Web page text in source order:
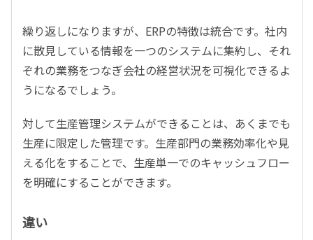
繰り返しになりますが、ERPの特徴は統合です。社内
に散見している情報を一つのシステムに集約し、それ
ぞれの業務をつなぎ会社の経営状況を可視化できるよ
うになるでしょう。
対して生産管理システムができることは、あくまでも
生産に限定した管理です。生産部門の業務効率化や見
える化をすることで、生産単一でのキャッシュフロー
を明確にすることができます。
違い